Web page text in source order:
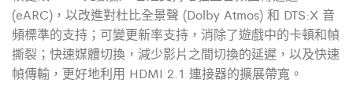
(eARC)，以改進對杜比全景聲 (Dolby Atmos) 和 DTS:X 音
頻標準的支持；可變更新率支持，消除了遊戲中的卡頓和幀
撕裂；快速媒體切換，減少影片之間切換的延遲，以及快速
幀傳輸，更好地利用 HDMI 2.1 連接器的擴展帶寬。